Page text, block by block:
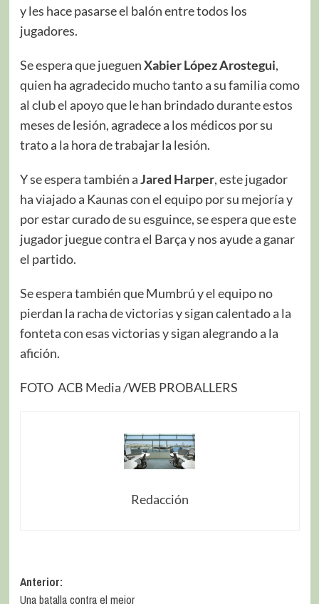
y les hace pasarse el balón entre todos los
jugadores.
Se espera que jueguenXabier López Arostegui,
quien ha agradecido mucho tanto a su familia como
al club el apoyo que le han brindado durante estos
meses de lesión, agradece a los médicos por su
trato a la hora de trabajar la lesión.
Y se espera también aJared Harper, este jugador
ha viajado a Kaunas con el equipo por su mejoría y
por estar curado de su esguince, se espera que este
jugador juegue contra el Barça y nos ayude a ganar
el partido.
Se espera también que Mumbrú y el equipo no
pierdan la racha de victorias y sigan calentado a la
fonteta con esas victorias y sigan alegrando a la
afición.
FOTO ACB Media /WEB PROBALLERS
Redacción
Anterior:
Una batalla contra el mejor